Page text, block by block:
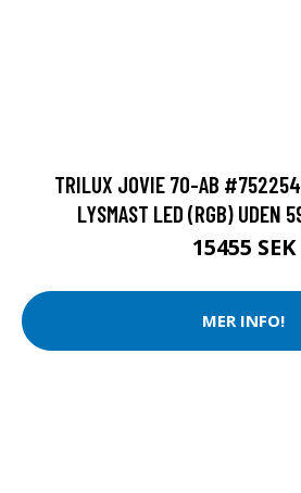
TRILUX JOVIE 70-AB
LYSMAST LED (RGB) UDEN
15455 SEK
MER INFO!